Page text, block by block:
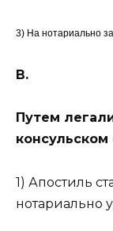
3) На нотариально
В.
Путем
1) Апостиль
нотариально